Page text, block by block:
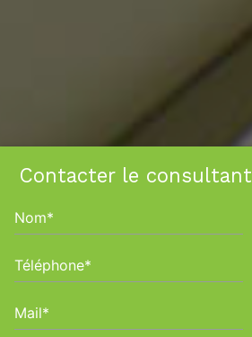
Contacter le consultant
Nom*
Téléphone*
Mail*